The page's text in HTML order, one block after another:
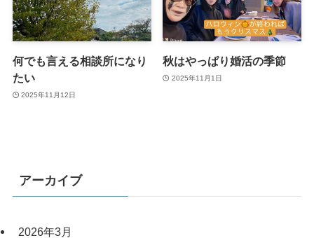
何でも言える相談所になり
たい
2025年11月12日
秋はやっぱり婚活の季節
2025年11月1日
アーカイブ
2026年3月